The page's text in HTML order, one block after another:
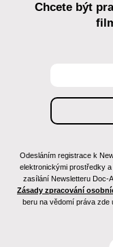
Chcete být
Odesláním registrace k
elektronickými prostředky
zasílání Newsletteru Doc-
Zásady zpracování
beru na vědomí práva zde